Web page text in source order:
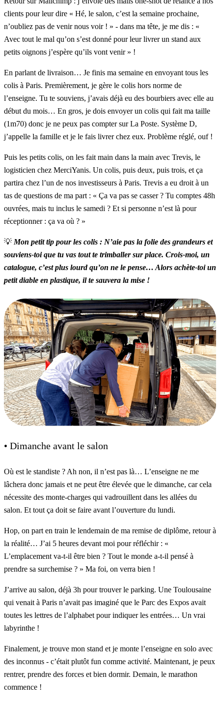
clients pour leur dire « Hé, le salon, c’est la semaine prochaine,
n’oubliez pas de venir nous voir ! » - dans ma tête, je me dis : «
Avec tout le mal qu’on s’est donné pour leur livrer un stand aux
petits oignons j’espère qu’ils vont venir » !
En parlant de livraison… Je finis ma semaine en envoyant tous les
colis à Paris. Premièrement, je gère le colis hors norme de
l’enseigne. Tu te souviens, j’avais déjà eu des bourbiers avec elle au
début du mois… En gros, je dois envoyer un colis qui fait ma taille
(1m70) donc je ne peux pas compter sur La Poste. Système D,
j’appelle la famille et je le fais livrer chez eux. Problème réglé, ouf !
Puis les petits colis, on les fait main dans la main avec Trevis, le
logisticien chez MerciYanis. Un colis, puis deux, puis trois, et ça
partira chez l’un de nos investisseurs à Paris. Trevis a eu droit à un
tas de questions de ma part : « Ça va pas se casser ? Tu comptes 48h
ouvrées, mais tu inclus le samedi ? Et si personne n’est là pour
réceptionner : ça va où ? »
💡 Mon petit tip pour les colis : N’aie pas la folie des grandeurs et
souviens-toi que tu vas tout te trimballer sur place. Crois-moi, un
catalogue, c’est plus lourd qu’on ne le pense… Alors achète-toi un
petit diable en plastique, il te sauvera la mise !
• Dimanche avant le salon
Où est le standiste ? Ah non, il n’est pas là… L’enseigne ne me
lâchera donc jamais et ne peut être élevée que le dimanche, car cela
nécessite des monte-charges qui vadrouillent dans les allées du
salon. Et tout ça doit se faire avant l’ouverture du lundi.
Hop, on part en train le lendemain de ma remise de diplôme, retour à
la réalité… J’ai 5 heures devant moi pour réfléchir : «
L’emplacement va-t-il être bien ? Tout le monde a-t-il pensé à
prendre sa surchemise ? » Ma foi, on verra bien !
J’arrive au salon, déjà 3h pour trouver le parking. Une Toulousaine
qui venait à Paris n’avait pas imaginé que le Parc des Expos avait
toutes les lettres de l’alphabet pour indiquer les entrées… Un vrai
labyrinthe !
Finalement, je trouve mon stand et je monte l’enseigne en solo avec
des inconnus - c’était plutôt fun comme activité. Maintenant, je peux
rentrer, prendre des forces et bien dormir. Demain, le marathon
commence !